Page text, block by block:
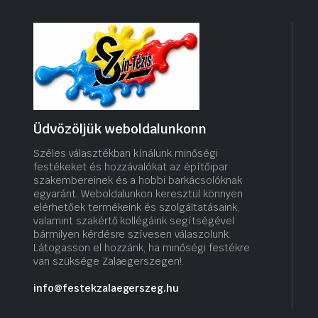
Üdvözöljük weboldalunkonn
Széles választékban kínálunk minőségi
festékeket és hozzávalókat az építőipar
szakembereinek és a hobbi barkácsolóknak
egyaránt. Weboldalunkon keresztül könnyen
elérhetőek termékeink és szolgáltatásaink,
valamint szakértő kollégáink segítségével
bármilyen kérdésre szívesen válaszolunk.
Látogasson el hozzánk, ha minőségi festékre
van szüksége Zalaegerszegen!.
info@festekzalaegerszeg.hu